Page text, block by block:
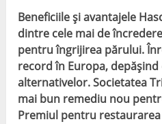
Beneficiile și avantajele
dintre cele mai de
pentru îngrijirea părului.
record în Europa,
alternativelor. Societatea
mai bun remediu nou
Premiul pentru